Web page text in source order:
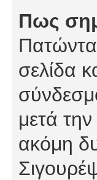
Πως
σελίδα
μετά
ακόμη